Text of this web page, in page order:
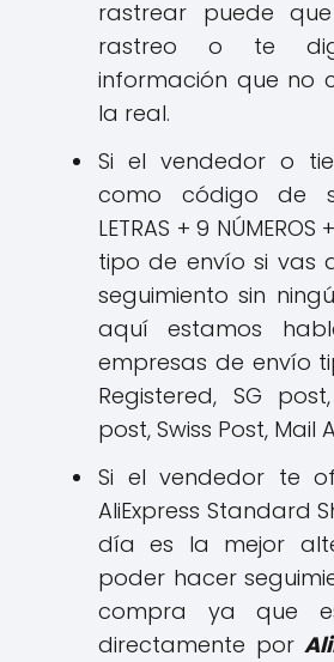
rastrear puede
rastreo o te
información que no
la real.
Si el vendedor o
como código de
LETRAS + 9 NÚMEROS
tipo de envío si vas
seguimiento sin
aquí estamos
empresas de envío
Registered, SG
post, Swiss Post, Mail
Si el vendedor te
AliExpress Standard
día es la mejor
poder hacer
compra ya que
directamente por